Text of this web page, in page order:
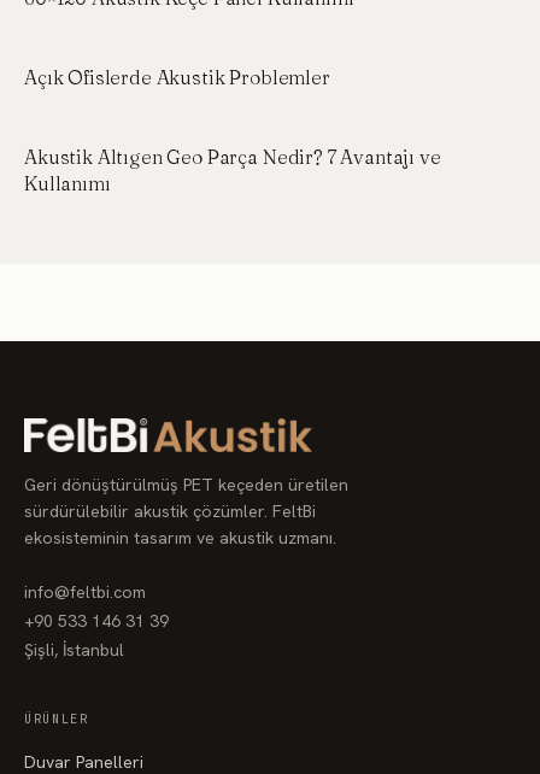
Açık Ofislerde Akustik Problemler
Akustik Altıgen Geo Parça Nedir? 7 Avantajı ve
Kullanımı
Geri dönüştürülmüş PET keçeden üretilen
sürdürülebilir akustik çözümler. FeltBi
ekosisteminin tasarım ve akustik uzmanı.
info@feltbi.com
+90 533 146 31 39
Şişli, İstanbul
ÜRÜNLER
Duvar Panelleri